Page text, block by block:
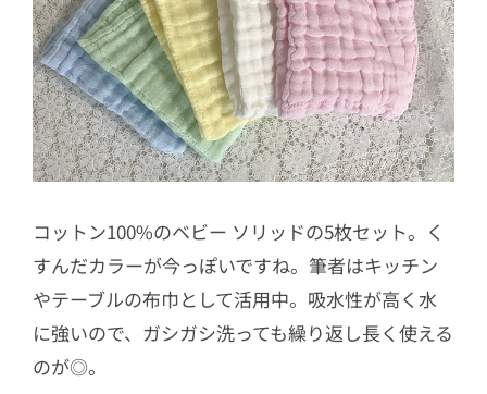
コットン100%のベビー ソリッドの5枚セット。く
すんだカラーが今っぽいですね。筆者はキッチン
やテーブルの布巾として活用中。吸水性が高く水
に強いので、ガシガシ洗っても繰り返し長く使える
のが◎。